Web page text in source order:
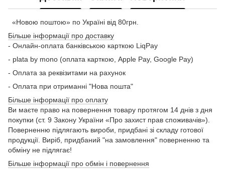
«Новою поштою» по Україні від 80грн.
Більше інформації про доставку
- Онлайн-оплата банківською карткою LiqPay
- plata by mono (оплата карткою, Apple Pay, Google Pay)
- Оплата за реквізитами на рахунок
- Оплата при отриманні "Нова пошта"
Більше інформації про оплату
Ви маєте право на повернення товару протягом 14 днів з дня
покупки (ст. 9 Закону України «Про захист прав споживачів»).
Поверненню підлягають вироби, придбані зі складу готової
продукції. Виріб, придбаний "на замовлення" поверненню та
обміну не підлягає!
Більше інформації про обмін і повернення